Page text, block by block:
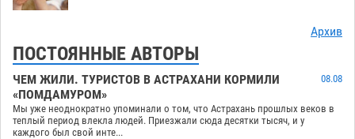
Архив
ПОСТОЯННЫЕ АВТОРЫ
ЧЕМ ЖИЛИ. ТУРИСТОВ В АСТРАХАНИ КОРМИЛИ
«ПОМДАМУРОМ»
08.08
Мы уже неоднократно упоминали о том, что Астрахань прошлых веков в
теплый период влекла людей. Приезжали сюда десятки тысяч, и у
каждого был свой инте...